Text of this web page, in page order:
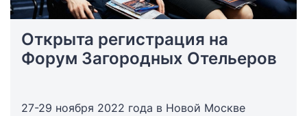
Открыта регистрация на
Форум Загородных Отельеров
27-29 ноября 2022 года в Новой Москве